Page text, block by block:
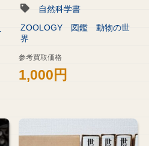
自然科学書
ZOOLOGY 図鑑 動物の世
界
参考買取価格
1,000円